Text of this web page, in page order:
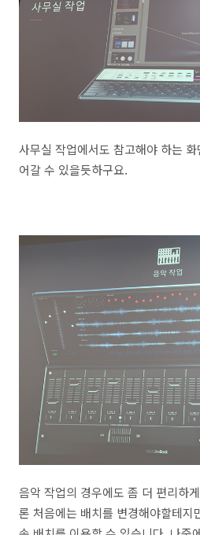
사무실 작업에서도 참고해야 하는
어갈 수 있을듯하구요.
음악 작업의 경우에도 좀 더 편리하
론 처음에는 배치를 변경해야할테지